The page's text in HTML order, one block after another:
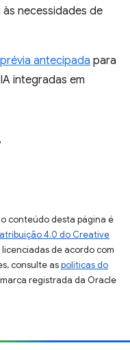
necessidades de
antecipada para
integradas em
conteúdo desta página é
4.0 do Creative
de acordo com
consulte aspolíticas do
registrada da Oracle